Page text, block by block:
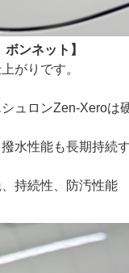
ンネット】
がりです。
ュロンZen-Xeroは
水性能も長期持続
持続性、防汚性